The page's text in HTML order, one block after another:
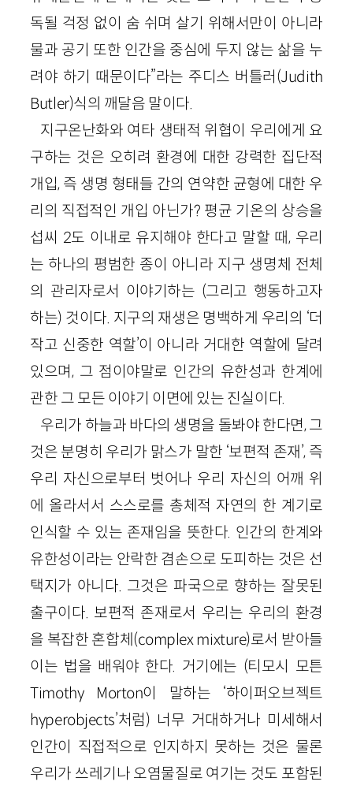
독될 걱정 없이 숨 쉬며 살기 위해서만이 아니라
물과 공기 또한 인간을 중심에 두지 않는 삶을 누
려야 하기 때문이다”라는 주디스 버틀러(Judith
Butler)식의 깨달음 말이다.
지구온난화와 여타 생태적 위협이 우리에게 요
구하는 것은 오히려 환경에 대한 강력한 집단적
개입, 즉 생명 형태들 간의 연약한 균형에 대한 우
리의 직접적인 개입 아닌가? 평균 기온의 상승을
섭씨 2도 이내로 유지해야 한다고 말할 때, 우리
는 하나의 평범한 종이 아니라 지구 생명체 전체
의 관리자로서 이야기하는 (그리고 행동하고자
하는) 것이다. 지구의 재생은 명백하게 우리의 ‘더
작고 신중한 역할’이 아니라 거대한 역할에 달려
있으며, 그 점이야말로 인간의 유한성과 한계에
관한 그 모든 이야기 이면에 있는 진실이다.
우리가 하늘과 바다의 생명을 돌봐야 한다면, 그
것은 분명히 우리가 맑스가 말한 ‘보편적 존재’, 즉
우리 자신으로부터 벗어나 우리 자신의 어깨 위
에 올라서서 스스로를 총체적 자연의 한 계기로
인식할 수 있는 존재임을 뜻한다. 인간의 한계와
유한성이라는 안락한 겸손으로 도피하는 것은 선
택지가 아니다. 그것은 파국으로 향하는 잘못된
출구이다. 보편적 존재로서 우리는 우리의 환경
을 복잡한 혼합체(complex mixture)로서 받아들
이는 법을 배워야 한다. 거기에는 (티모시 모튼
Timothy Morton이 말하는 ‘하이퍼오브젝트
hyperobjects’처럼) 너무 거대하거나 미세해서
인간이 직접적으로 인지하지 못하는 것은 물론
우리가 쓰레기나 오염물질로 여기는 것도 포함된